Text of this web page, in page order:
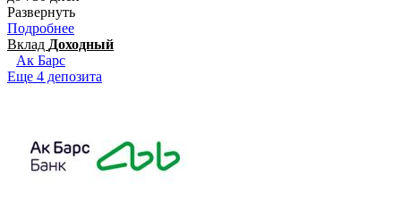
Развернуть
Подробнее
Вклад Доходный
Ак Барс
Еще 4 депозита